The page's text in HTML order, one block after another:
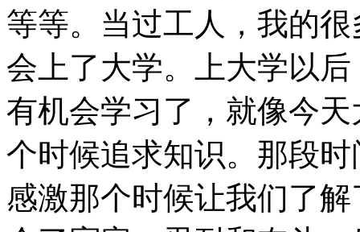
等等。当过工人，我的
会上了大学。上大学以
有机会学习了，就像今
个时候追求知识。那段
感激那个时候让我们了